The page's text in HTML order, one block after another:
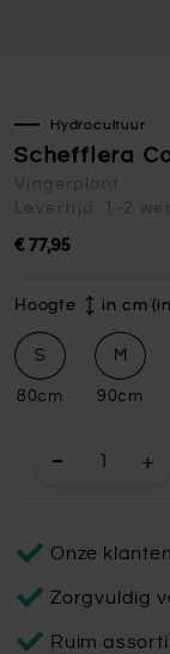
Hydrocultuur
Schefflera
Vingerplant
Levertijd: 1-2
€ 77,95
Hoogte in cm
S
80cm
M
90cm
+
Onze
Zorgvuldig
Ruim